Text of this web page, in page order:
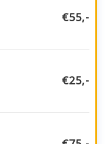
€55,-
€25,-